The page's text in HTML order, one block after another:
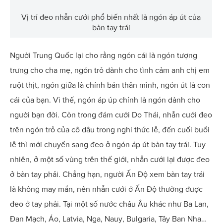
Vị trí đeo nhẫn cưới phổ biến nhất là ngón áp út của
bàn tay trái
Người Trung Quốc lại cho rằng ngón cái là ngón tượng
trưng cho cha mẹ, ngón trỏ dành cho tình cảm anh chị em
ruột thịt, ngón giữa là chính bản thân mình, ngón út là con
cái của bạn. Vì thế, ngón áp úp chính là ngón dành cho
người bạn đời. Còn trong đám cưới Do Thái, nhẫn cưới đeo
trên ngón trỏ của cô dâu trong nghi thức lễ, đến cuối buổi
lễ thì mới chuyển sang đeo ở ngón áp út bàn tay trái. Tuy
nhiên, ở một số vùng trên thế giới, nhẫn cưới lại được đeo
ở bàn tay phải. Chẳng hạn, người Ấn Độ xem bàn tay trái
là không may mắn, nên nhẫn cưới ở Ấn Độ thường được
đeo ở tay phải. Tại một số nước châu Âu khác như Ba Lan,
Đan Mạch, Áo, Latvia, Nga, Nauy, Bulgaria, Tây Ban Nha…